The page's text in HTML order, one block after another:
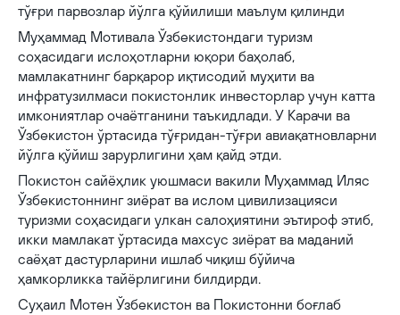
тўғри парвозлар йўлга қўйилиши маълум қилинди
Муҳаммад Мотивала Ўзбекистондаги туризм
соҳасидаги ислоҳотларни юқори баҳолаб,
мамлакатнинг барқарор иқтисодий муҳити ва
инфратузилмаси покистонлик инвесторлар учун катта
имкониятлар очаётганини таъкидлади. У Карачи ва
Ўзбекистон ўртасида тўғридан-тўғри авиақатновларни
йўлга қўйиш зарурлигини ҳам қайд этди.
Покистон сайёҳлик уюшмаси вакили Муҳаммад Иляс
Ўзбекистоннинг зиёрат ва ислом цивилизацияси
туризми соҳасидаги улкан салоҳиятини эътироф этиб,
икки мамлакат ўртасида махсус зиёрат ва маданий
саёҳат дастурларини ишлаб чиқиш бўйича
ҳамкорликка тайёрлигини билдирди.
Суҳаил Мотен Ўзбекистон ва Покистонни боғлаб